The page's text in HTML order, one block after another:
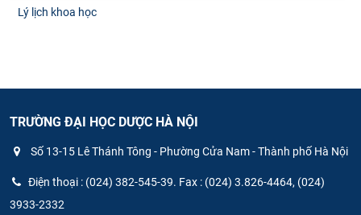
Lý lịch khoa học
TRƯỜNG ĐẠI HỌC DƯỢC HÀ NỘI
Số 13-15 Lê Thánh Tông - Phường Cửa Nam - Thành phố Hà Nội
Điện thoại : (024) 382-545-39. Fax : (024) 3.826-4464, (024)
3933-2332